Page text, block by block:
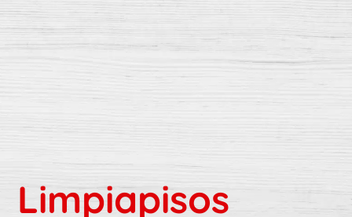
Limpiapisos